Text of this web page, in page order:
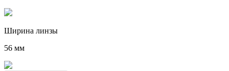
Ширина линзы
56 мм